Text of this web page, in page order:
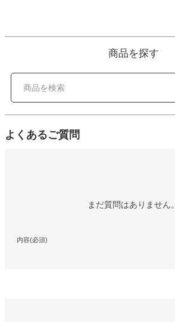
商品を探す
よくあるご質問
まだ質問はありません。
内容(必須)